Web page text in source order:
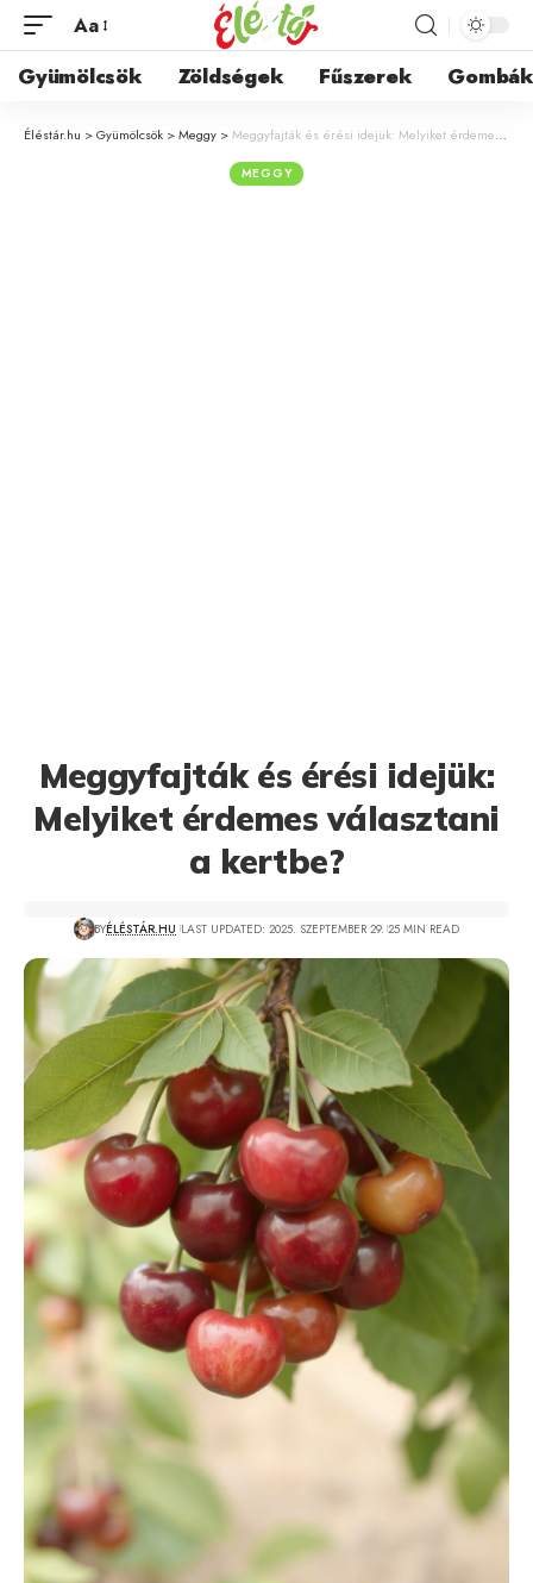
Aa
Gyümölcsök Zöldségek Fűszerek Gombák
Éléstár.hu >Gyümölcsök >Meggy >Meggyfajták és érési idejük: Melyiket érdemes választani a kertbe?
MEGGY
Meggyfajták és érési idejük:
Melyiket érdemes választani
a kertbe?
BYÉLÉSTÁR.HU LAST UPDATED: 2025. SZEPTEMBER 29. 25 MIN READ